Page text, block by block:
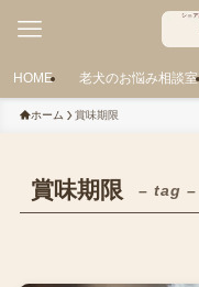
HOME 老犬のお悩み相談室
ホーム 賞味期限
賞味期限 – tag –